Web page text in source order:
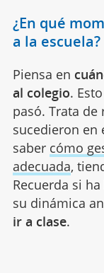
¿En qué
a la escuela?
Piensa en
al colegio.
pasó. Trata
sucedieron en
saber cómo
adecuada,
Recuerda si
su dinámica
ir a clase.